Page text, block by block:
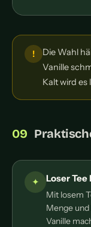
Die Wahl
Vanille
Kalt wird es
Loser
Mit losem
Menge
Vanille